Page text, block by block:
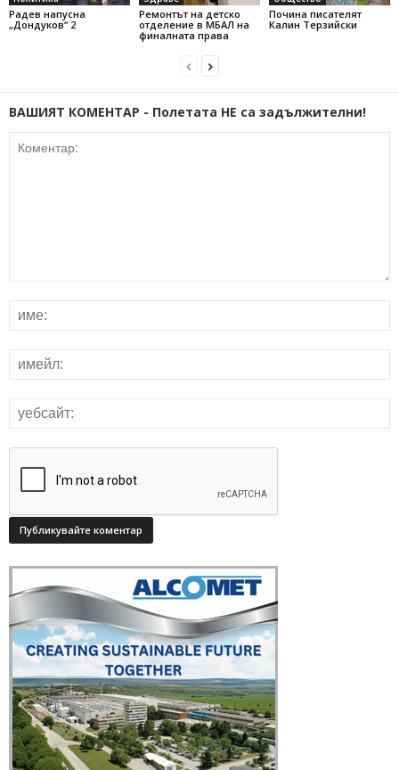
Радев напусна
„Дондуков“ 2
Ремонтът на детско
отделение в МБАЛ на
финалната права
Почина писателят
Калин Терзийски
ВАШИЯТ КОМЕНТАР - Полетата НЕ са задължителни!